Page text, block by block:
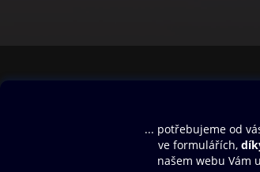
Aplikace a hry
SMS/MMS Info
Blog